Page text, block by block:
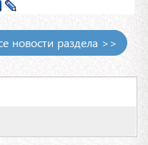
новости раздела >>